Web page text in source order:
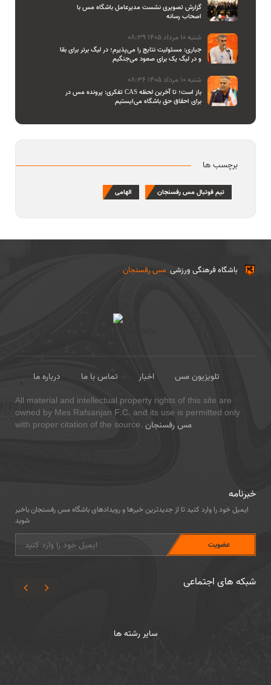
گزارش تصویری نشست مدیرعامل باشگاه مس با
اصحاب رسانه
شنبه 10 مرداد 1405 08:39
جباری: مسئولیت نتایج را می‌پذیرم؛ در لیگ برتر برای بقا
و در لیگ یک برای صعود می‌جنگیم
شنبه 10 مرداد 1405 08:36
تفکری: پرونده مس در CAS باز است؛ تا آخرین لحظه
برای احقاق حق باشگاه می‌ایستیم
برچسب ها
تیم فوتبال مس رفسنجان الهامی
مس رفسنجان باشگاه فرهنگی ورزشی
درباره ما تماس با ما اخبار
تلویزیون مس
All material and intellectual property rights of this site are
owned by Mes Rafsanjan F.C. and its use is permitted only
with proper citation of the source. مس رفسنجان
خبرنامه
ایمیل خود را وارد کنید تا از جدیدترین خبرها و رویدادهای باشگاه مس رفسنجان باخبر
شوید
شبکه های اجتماعی
سایر رشته ها